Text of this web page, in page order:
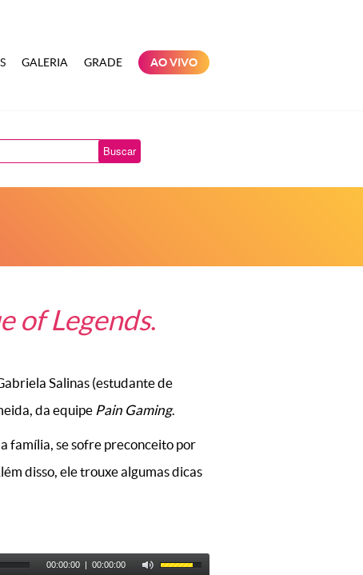
GALERIA GRADE AO VIVO
Buscar
of Legends.
Salinas (estudante de
da equipe Pain Gaming.
família, se sofre preconceito por
disso, ele trouxe algumas dicas
00:00:00 | 00:00:00